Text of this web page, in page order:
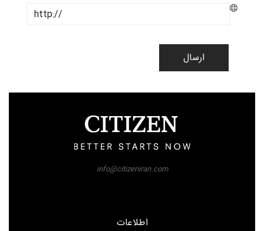
ارسال
info@citizeniran.com
اطلاعات